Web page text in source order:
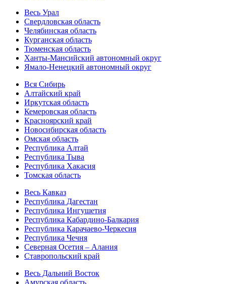
Весь Урал
Свердловская область
Челябинская область
Курганская область
Тюменская область
Ханты-Мансийский автономный округ
Ямало-Ненецкий автономный округ
Вся Сибирь
Алтайский край
Иркутская область
Кемеровская область
Красноярский край
Новосибирская область
Омская область
Республика Алтай
Республика Тыва
Республика Хакасия
Томская область
Весь Кавказ
Республика Дагестан
Республика Ингушетия
Республика Кабардино-Балкария
Республика Карачаево-Черкесия
Республика Чечня
Северная Осетия – Алания
Ставропольский край
Весь Дальний Восток
Амурская область